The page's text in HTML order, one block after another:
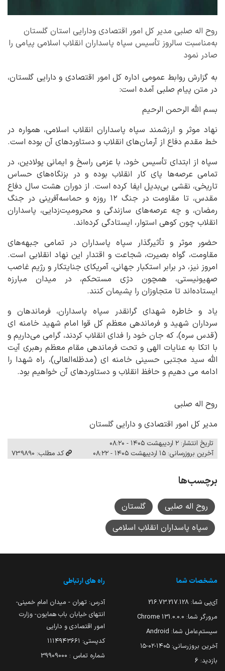
روح اله صلبی مدیر کل امور اقتصادی ودارایی استان گلستان
به‌مناسبت سالروز تأسیس سپاه پاسداران انقلاب اسلامی پیامی را
صادر نمود
به گزارش روابط عمومی اداره کل امور اقتصادی و دارایی گلستان،
در متن پیام صلبی آمده است:
بسم الله الرحمن الرحیم
نهاد موثر و ارزشمند سپاه پاسداران انقلاب اسلامی، همواره در
خط مقدم دفاع از آرمان‌های انقلاب و دستاوردهای آن بوده است.
سپاه از ابتدای تأسیس خود، با عزمی راسخ و ایمانی پولادین، در
تمامی عرصه‌ها پای کار انقلاب بوده و در بزنگاه‌های حساس
تاریخی، نقشی بی‌بدیل ایفا کرده است. از دوران هشت سال دفاع
مقدس، تا مقاومت در جنگ ۱۲ روزه و حماسه‌آفرینی در جنگ
رمضان، و چه عرصه‌های سازندگی و محرومیت‌زدایی، پاسداران
انقلاب چون کوهی استوار، ایستادگی کرده‌اند.
حضور موثر و تأثیرگذار سپاه پاسداران در تمامی جبهه‌های
مقاومت، گواه بصیرت، شجاعت و اقتدار این نهاد انقلابی است.
امروز نیز، در برابر استکبار جهانی، آمریکای جنایتکار و رژیم غاصب
صهیونیستی، همچون دژی مستحکم، در میدان مبارزه
ایستاده‌اند تا متجاوزان را پشیمان کنند.
یاد و خاطره شهدای گرانقدر سپاه پاسداران، فرماندهان و
سرداران شهید و فرماندهی معظم کل قوا امام شهید خامنه ای
(قدس سره)، که جان خود را فدای انقلاب کردند، گرامی می‌داریم و
با اتکا به عنایات الهی و تحت فرماندهی مقام معظم رهبری آیت
الله سید مجتبی حسینی خامنه ای (مدظله‌العالی)، راه شهدا را
ادامه می دهیم و حافظ انقلاب و دستاوردهای آن خواهیم بود.
روح اله صلبی
مدیر کل امور اقتصادی و دارایی گلستان
تاریخ انتشار: ۲ اردیبهشت ۱۴۰۵ - ۰۸:۲۰
آخرین بروزرسانی: ۱۵ اردیبهشت ۱۴۰۵ - ۰۸:۲۲
کد مطلب: 739890
برچسب‌ها
روح اله صلبی
گلستان
سپاه پاسداران انقلاب اسلامی
مشخصات شما
آی‌پی شما: 216.73.217.128
مرورگر شما: 131.0.0.0 Chrome
سیستم‌عامل شما: Android
آخرین بروزرسانی: ۱۴۰۵-۰۲-۱۵
بازدید: 6
راه های ارتباطی
آدرس: تهران - میدان امام خمینی-
انتهای خیابان باب همایون- وزارت
امور اقتصادی و دارایی
کدپستی: ۱۱۱۴۹۴۳۶۶۱
شماره تماس : 39909000